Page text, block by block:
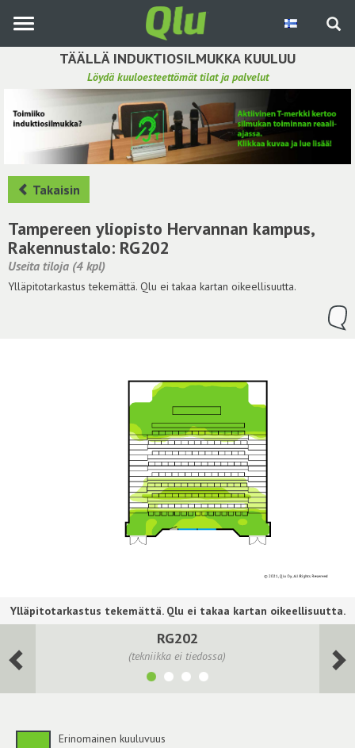
pääsisältöön
TÄÄLLÄ INDUKTIOSILMUKKA KUULUU
Löydä kuuloesteettömät tilat ja palvelut
Etsi induktiosilmukka
Tee ehdotus ja vaikuta kuulemiskokemukseen
Hae ehdotuksia
Käyttöohje
Yhteydenottopyyntö
Kirjaudu sisään
Takaisin
Tampereen yliopisto Hervannan kampus,
Rakennustalo: RG202
Useita tiloja (4 kpl)
Ylläpitotarkastus tekemättä. Qlu ei takaa kartan oikeellisuutta.
RG202
(tekniikka ei tiedossa)
Erinomainen kuuluvuus